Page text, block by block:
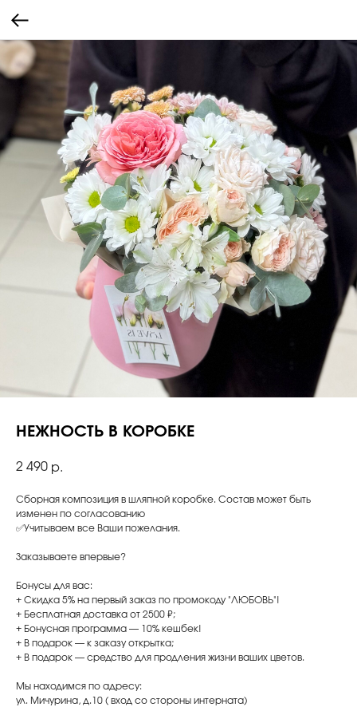
НЕЖНОСТЬ В КОРОБКЕ
2 490 р.
Сборная композиция в шляпной коробке. Состав может быть
изменен по согласованию
✅Учитываем все Ваши пожелания.
Заказываете впервые?
Бонусы для вас:
+ Скидка 5% на первый заказ по промокоду "ЛЮБОВЬ"!
+ Бесплатная доставка от 2500 ₽;
+ Бонусная программа — 10% кешбек!
+ В подарок — к заказу открытка;
+ В подарок — средство для продления жизни ваших цветов.
Мы находимся по адресу:
ул. Мичурина, д.10 ( вход со стороны интерната)